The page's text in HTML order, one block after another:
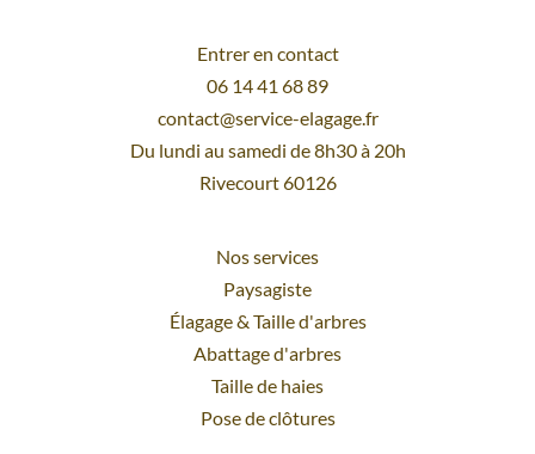
Entrer en contact
06 14 41 68 89
contact@service-elagage.fr
Du lundi au samedi de 8h30 à 20h
Rivecourt 60126
Nos services
Paysagiste
Élagage& Taille d'arbres
Abattage d'arbres
Taille de haies
Pose de clôtures